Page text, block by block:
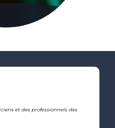
et des professionnels des